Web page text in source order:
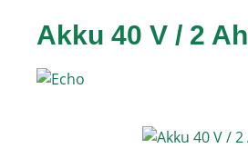
Akku 40 V / 2 Ah
Bildergalerie überspringen